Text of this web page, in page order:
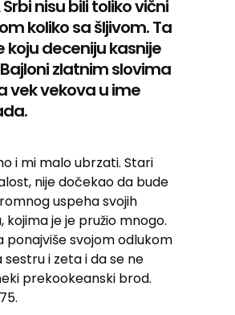
nisu bili toliko vični
koliko sa šljivom. Ta
koju deceniju kasnije
zlatnim slovima
vek vekova u ime
i mi malo ubrzati. Stari
nije dočekao da bude
uspeha svojih
je je pružio mnogo.
ponajviše svojom odlukom
sestru i zeta i da se ne
prekookeanski brod.